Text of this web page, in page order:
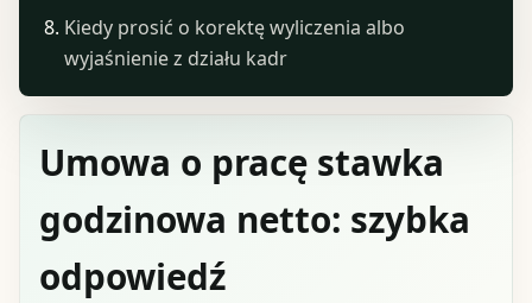
Umowa o pracę stawka
godzinowa netto: szybka
odpowiedź
Kiedy prosić o korektę wyliczenia albo
wyjaśnienie z działu kadr